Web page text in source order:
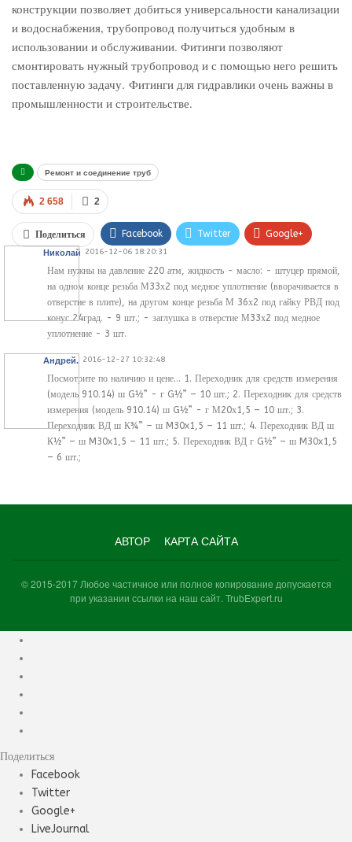
конструкции позволяет добиться универсальности канализации
и водоснабжения, трубопровод получиться удобным в
использовании и обслуживании. Фитинги позволяют
смонтировать нужный трубопровод и с помощью него решить
поставленную задачу. Фитинги для гидравлики очень важны в
промышленности и строительстве.
Ремонт и соединение труб
2
2 658
Поделиться Facebook Twitter Google+
Николай 2016-12-06 18:20:31
Нам нужны на давление 220 атм, жидкость - масло: - штуцер прямой,
на одном конце резьба М33х2 под медное уплотнение (вворачивается в
отверстие в плите), на другом конце резьба М 36х2 под гайку РВД под
конус 24град. - 9 шт.; - заглушка в отверстие М33х2 под медное
уплотнение - 3 шт.
Андрей. 2016-12-27 10:32:48
Посмотрите по наличию и цене... 1. Переходник для средств измерения
(модель 910.14) ш G½” - г G½” – 10 шт.; 2. Переходник для средств
измерения (модель 910.14) ш G½” - г М20х1,5 – 10 шт.; 3.
Переходник ВД ш К¾” – ш M30x1,5 – 11 шт.; 4. Переходник ВД ш
К½” – ш M30x1,5 – 11 шт.; 5. Переходник ВД г G½” – ш M30x1,5
– 6 шт.;
АВТОР КАРТА САЙТА
© 2015-2017 Любое частичное или полное копирование допускается
при указании ссылки на наш сайт. TrubExpert.ru
Поделиться
Facebook
Twitter
Google+
LiveJournal